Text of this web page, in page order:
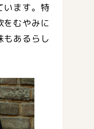
います。特
をむやみに
もあるらし